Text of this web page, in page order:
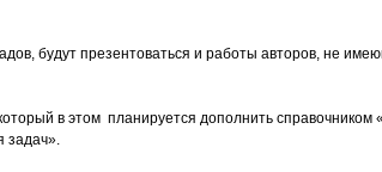
будут презентоваться и работы авторов, не
в этом планируется дополнить справочником
задач».